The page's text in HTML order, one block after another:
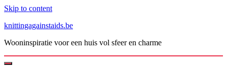
Skip to content
knittingagainstaids.be
Wooninspiratie voor een huis vol sfeer en charme